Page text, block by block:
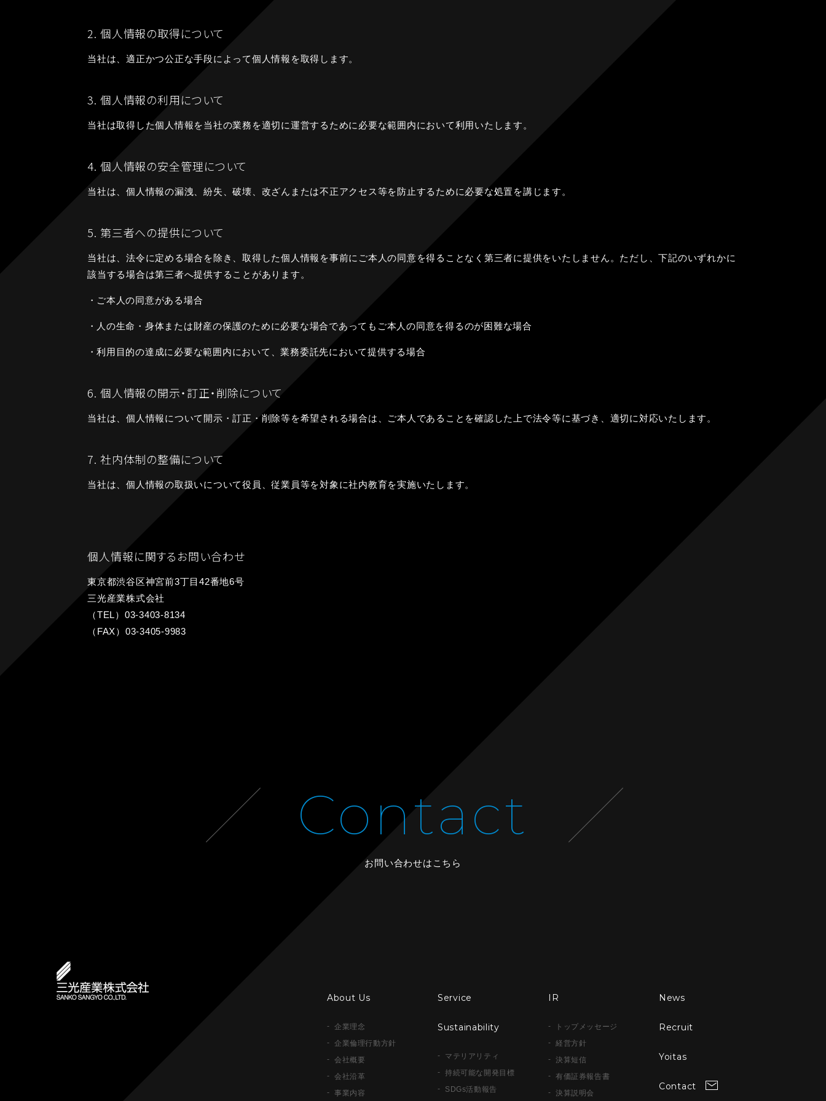
2. 個人情報の取得について
当社は、適正かつ公正な手段によって個人情報を取得します。
3. 個人情報の利用について
当社は取得した個人情報を当社の業務を適切に運営するために必要な範囲内において利用いたします。
4. 個人情報の安全管理について
当社は、個人情報の漏洩、紛失、破壊、改ざんまたは不正アクセス等を防止するために必要な処置を講じます。
5. 第三者への提供について
当社は、法令に定める場合を除き、取得した個人情報を事前にご本人の同意を得ることなく第三者に提供をいたしません。ただし、下記のいずれかに
該当する場合は第三者へ提供することがあります。
・ ご本人の同意がある場合
・ 人の生命・身体または財産の保護のために必要な場合であってもご本人の同意を得るのが困難な場合
・利用目的の達成に必要な範囲内において、業務委託先において提供する場合
6. 個人情報の開示・訂正・削除について
当社は、個人情報について開示・訂正・削除等を希望される場合は、ご本人であることを確認した上で法令等に基づき、適切に対応いたします。
7. 社内体制の整備について
当社は、個人情報の取扱いについて役員、従業員等を対象に社内教育を実施いたします。
個人情報に関するお問い合わせ
東京都渋谷区神宮前3丁目42番地6号
三光産業株式会社
（TEL）03-3403-8134
（FAX）03-3405-9983
Contact
お問い合わせはこちら
About Us
企業理念
企業倫理行動方針
会社概要
会社沿革
事業内容
Service
Sustainability
マテリアリティ
持続可能な開発目標
SDGs活動報告
IR
トップメッセージ
経営方針
決算短信
有価証券報告書
決算説明会
News
Recruit
Yoitas
Contact